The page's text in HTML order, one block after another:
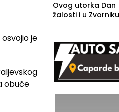
je
obuče
Ovog utorka Dan
žalosti i u Zvorniku